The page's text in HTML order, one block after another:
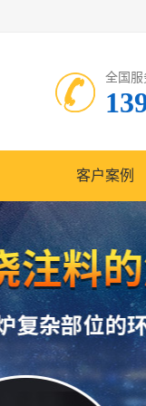
全国服
客户案例